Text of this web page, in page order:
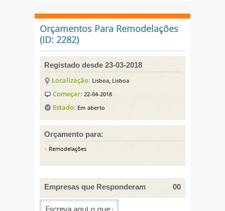
Orçamentos Para Remodelações
(ID: 2282)
Registado desde 23-03-2018
Localização: Lisboa, Lisboa
Começar: 22-04-2018
Estado: Em aberto
Orçamento para:
Remodelações
Empresas que Responderam 00